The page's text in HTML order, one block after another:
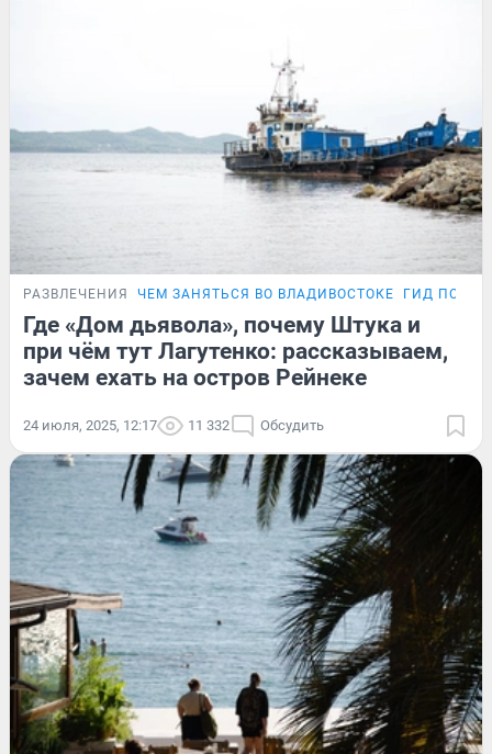
РАЗВЛЕЧЕНИЯ ЧЕМ ЗАНЯТЬСЯ ВО ВЛАДИВОСТОКЕ ГИД ПО
Где «Дом дьявола», почему Штука и
при чём тут Лагутенко: рассказываем,
зачем ехать на остров Рейнеке
24 июля, 2025, 12:17 11 332 Обсудить